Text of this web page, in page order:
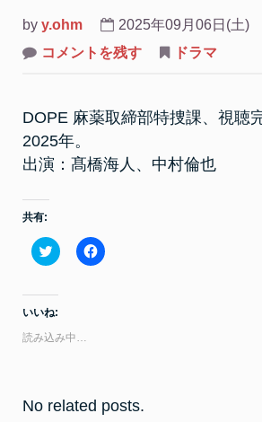
by y.ohm 2025年09月06日(土)
コメントを残すon
締
捜
ドラマ
DOPE 麻薬取締部特捜課、視聴
2025年。
出演：髙橋海人、中村倫也
共有:
ク
リ
し
て
T
w
i
で
共
F
a
に
は
いいね:
読み込み中…
No related posts.